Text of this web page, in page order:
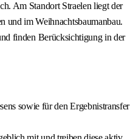
Am Standort Straelen liegt der
und im Weihnachtsbaumanbau.
finden Berücksichtigung in der
sowie für den Ergebnistransfer